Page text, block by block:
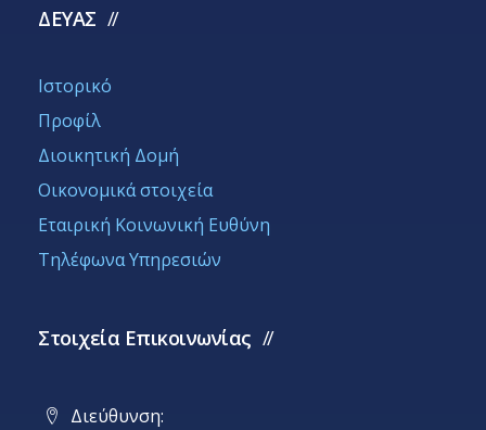
ΔΕΥΑΣ
Ιστορικό
Προφίλ
Διοικητική Δομή
Οικονομικά στοιχεία
Εταιρική Κοινωνική Ευθύνη
Τηλέφωνα Υπηρεσιών
Στοιχεία Επικοινωνίας
Διεύθυνση: